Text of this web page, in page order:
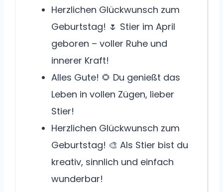
Herzlichen Glückwunsch zum
Geburtstag! 🌷 Stier im April
geboren – voller Ruhe und
innerer Kraft!
Alles Gute! 🌻 Du genießt das
Leben in vollen Zügen, lieber
Stier!
Herzlichen Glückwunsch zum
Geburtstag! 🎨 Als Stier bist du
kreativ, sinnlich und einfach
wunderbar!